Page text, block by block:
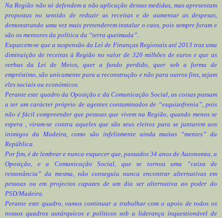
Na Região não só defendem a não aplicação dessas medidas, mas apresentam
propostas no sentido de reduzir as receitas e de aumentar as despesas,
demonstrando uma vez mais pretenderem instalar o caos, pois sempre foram e
são os mentores da política da “terra queimada”.
Esquecem-se que a suspensão da Lei de Finanças Regionais até 2013 traz uma
diminuição de receitas à Região no valor de 320 milhões de euros e que as
verbas da Lei de Meios, quer a fundo perdido, quer sob a forma de
empréstimo, são unicamente para a reconstrução e não para outros fins, sejam
eles sociais ou económicos.
Perante este quadro da Oposição e da Comunicação Social, as coisas passam
a ter um carácter próprio de agentes contaminados de “esquizofrenia”, pois
não é fácil compreender que pessoas que vivem na Região, quando menos se
espera , viram-se contra aqueles que são seus eleitos para se juntarem aos
inimigos da Madeira, como são infelizmente ainda muitas “mentes” da
República.
Por fim, é de lembrar e nunca esquecer que, passados 34 anos de Autonomia, a
Oposição, e a Comunicação Social, que se tornou uma “caixa de
ressonância” da mesma, não conseguiu nunca encontrar alternativas em
pessoas ou em projectos capazes de um dia ser alternativa ao poder do
PSD/Madeira.
Perante este quadro, vamos continuar a trabalhar com o apoio de todos os
nossos quadros autárquicos e políticos sob a liderança inquestionável de